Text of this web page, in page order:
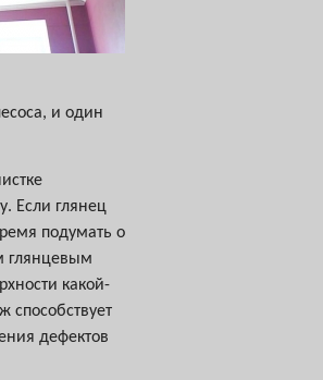
и один
Если глянец
подумать о
глянцевым
какой-
способствует
дефектов